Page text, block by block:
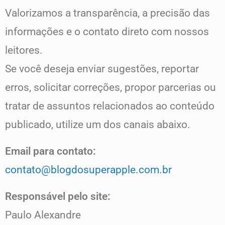
Valorizamos a transparência, a precisão das
informações e o contato direto com nossos
leitores.
Se você deseja enviar sugestões, reportar
erros, solicitar correções, propor parcerias ou
tratar de assuntos relacionados ao conteúdo
publicado, utilize um dos canais abaixo.
Email para contato:
contato@blogdosuperapple.com.br
Responsável pelo site:
Paulo Alexandre